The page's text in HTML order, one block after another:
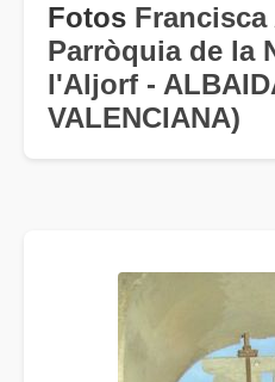
Fotos Francisca
Parròquia de la
l'Aljorf -
VALENCIANA)